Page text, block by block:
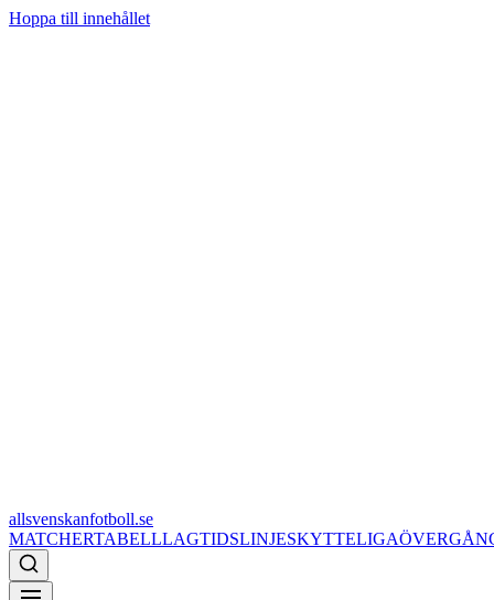
Hoppa till innehållet
allsvenskanfotboll.se
MATCHERTABELLLAGTIDSLINJESKYTTELIGA